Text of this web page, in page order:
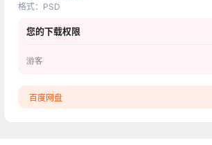
格式： PSD
您的下载权限
游客
百度网盘